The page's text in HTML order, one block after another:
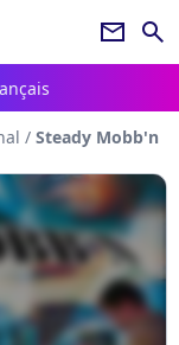
newsletter search
/ Steady Mobb'n